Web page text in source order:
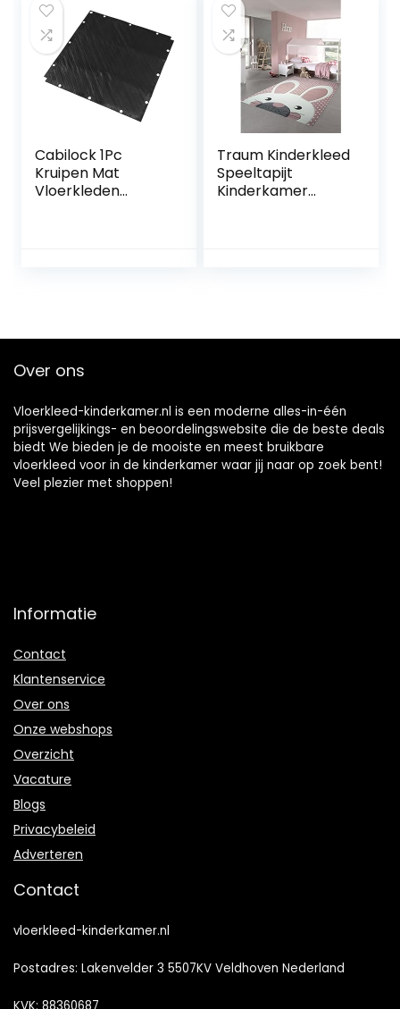
Speelkleed Voor
Vloerkleed Groen
Kruipen Grond Mat
Baby Tapijt
Kinderen Spelen
Tapijt Ronde
Kruipen Tapijt
Cabilock 1Pc
Kruipen Mat
Vloerkleden
Oefening Mat
Dikker Vloerkleed
Traum Kinderkleed
Speeltapijt
Kinderkamer
Over ons
Vloerkleed-kinderkamer.nl is een moderne alles-in-één
prijsvergelijkings- en beoordelingswebsite die de beste deals
biedt We bieden je de mooiste en meest bruikbare
vloerkleed voor in de kinderkamer waar jij naar op zoek bent!
Veel plezier met shoppen!
Informatie
Contact
Klantenservice
Over ons
Onze webshops
Overzicht
Vacature
Blogs
Privacybeleid
Adverteren
Contact
vloerkleed-kinderkamer.nl
Postadres: Lakenvelder 3 5507KV Veldhoven Nederland